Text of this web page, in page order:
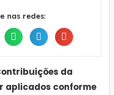
nas redes:
da
aplicados conforme